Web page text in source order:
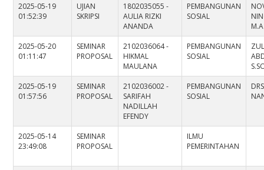
2025-05-19
01:52:39
UJIAN
SKRIPSI
1802035055 -
AULIA RIZKI
ANANDA
PEMBANGUNAN
SOSIAL
M.A
2025-05-20
01:11:47
SEMINAR
PROPOSAL
2102036064 -
HIKMAL
MAULANA
PEMBANGUNAN
SOSIAL
2025-05-19
01:57:56
SEMINAR
PROPOSAL
2102036002 -
SARIFAH
NADILLAH
EFENDY
PEMBANGUNAN
SOSIAL
2025-05-14
23:49:08
SEMINAR
PROPOSAL
ILMU
PEMERINTAHAN